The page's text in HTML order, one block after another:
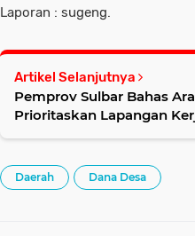
Laporan : sugeng.
Artikel Selanjutnya
Pemprov Sulbar Bahas
Prioritaskan Lapangan
Daerah Dana Desa